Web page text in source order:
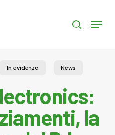
search
Menu
In evidenza News
la